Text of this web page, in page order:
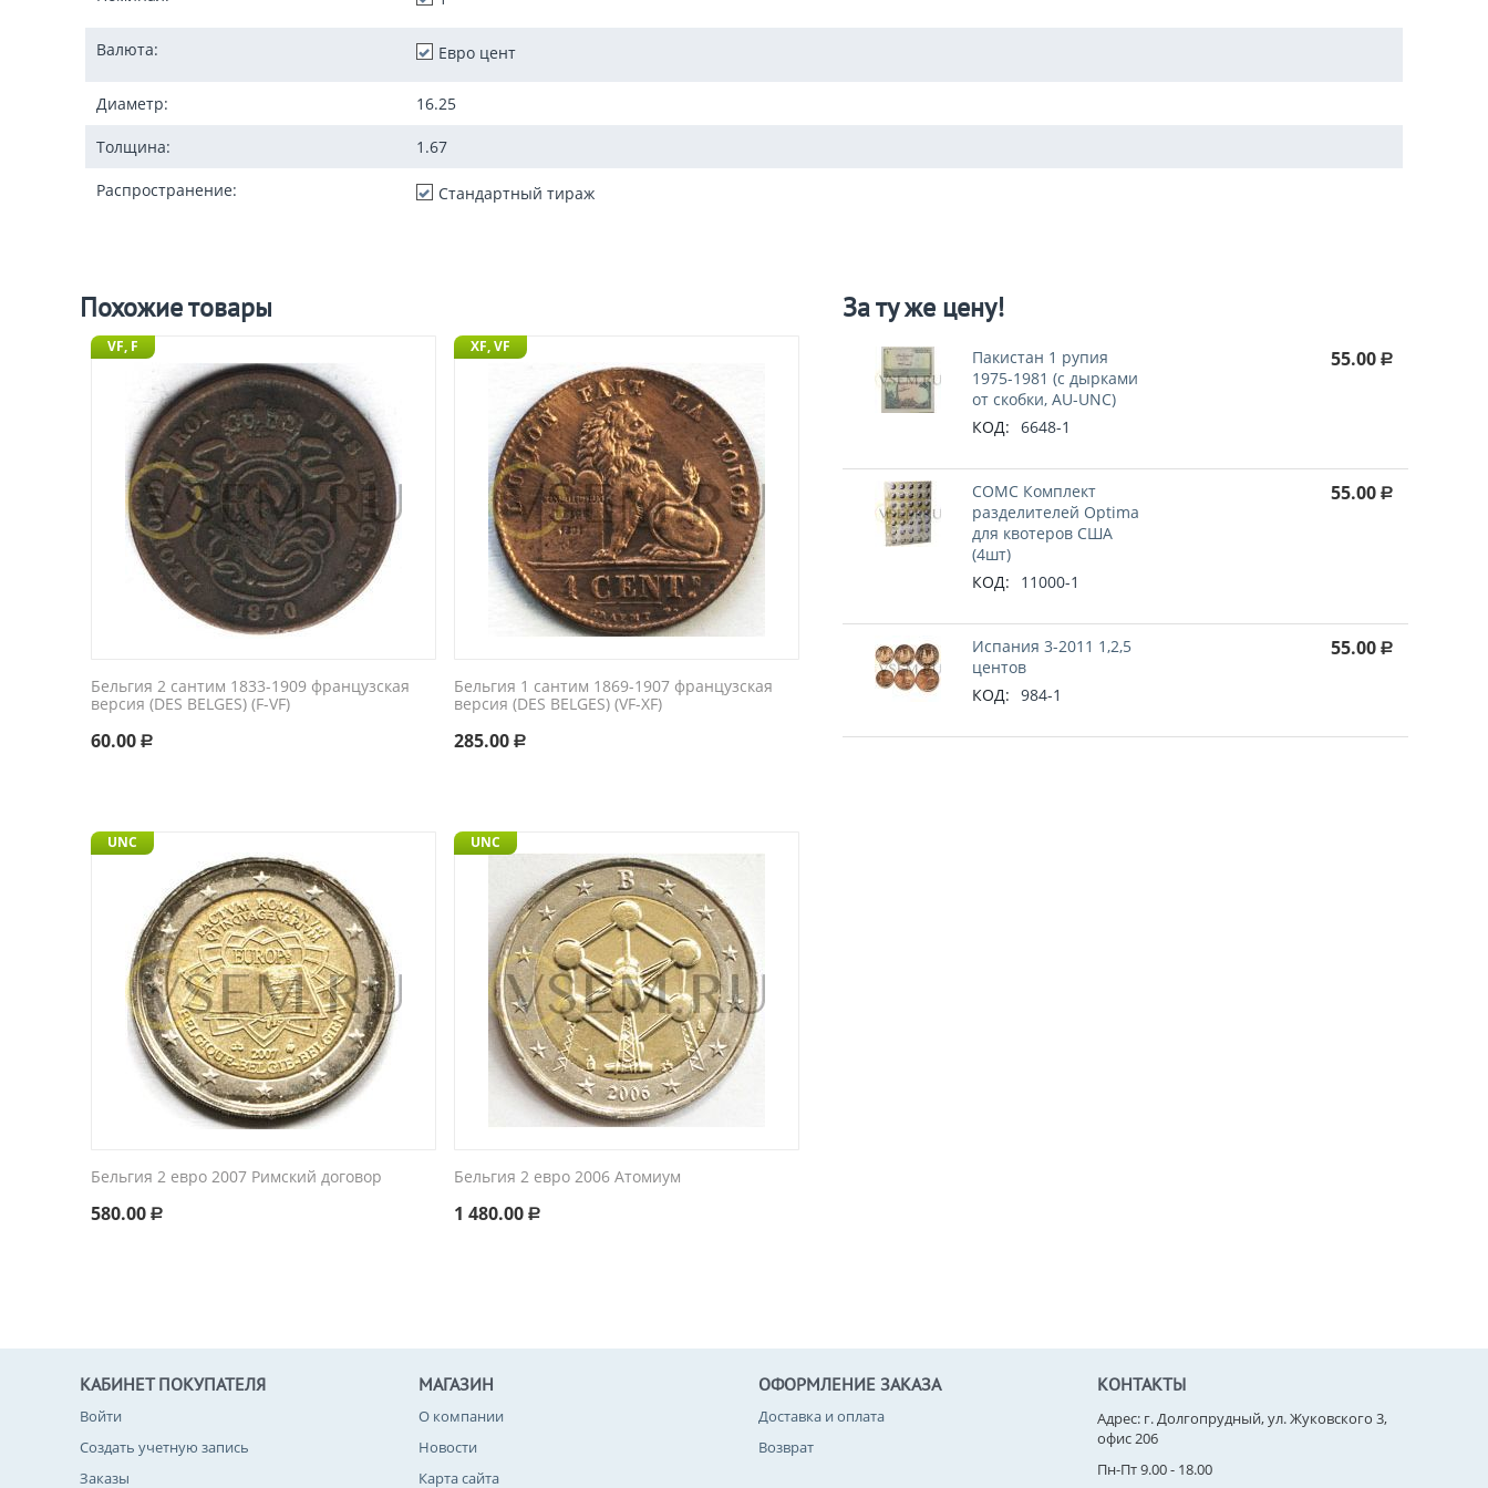
Валюта: Евро цент
Диаметр: 16.25
Толщина: 1.67
Распространение: Стандартный тираж
Похожие товары
VF, F
Бельгия 2 сантим 1833-1909 французская
версия (DES BELGES) (F-VF)
60.00 Р
XF, VF
Бельгия 1 сантим 1869-1907 французская
версия (DES BELGES) (VF-XF)
285.00 Р
UNC
Бельгия 2 евро 2007 Римский договор
580.00 Р
UNC
Бельгия 2 евро 2006 Атомиум
1 480.00 Р
За ту же цену!
Пакистан 1 рупия
1975-1981 (с дырками
от скобки, AU-UNC)
КОД: 6648-1
55.00 Р
СОМС Комплект
разделителей Optima
для квотеров США
(4шт)
КОД:
11000-1
55.00 Р
Испания 3-2011 1,2,5
центов
КОД: 984-1
55.00 Р
КАБИНЕТ ПОКУПАТЕЛЯ
Войти
Создать учетную запись
Заказы
МАГАЗИН
О компании
Новости
Карта сайта
ОФОРМЛЕНИЕ ЗАКАЗА
Доставка и оплата
Возврат
КОНТАКТЫ
Адрес: г. Долгопрудный, ул. Жуковского 3,
офис 206
Пн-Пт 9.00 - 18.00